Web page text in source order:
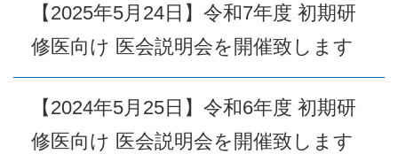
【2025年5月24日】令和7年度 初期研
修医向け 医会説明会を開催致します
【2024年5月25日】令和6年度 初期研
修医向け 医会説明会を開催致します